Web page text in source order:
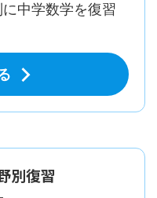
中学数学を復習
別復習